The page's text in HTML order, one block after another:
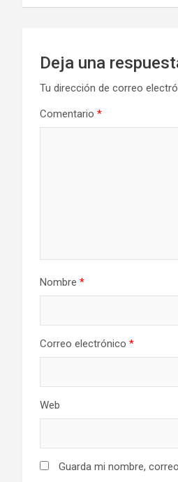
entradas
Deja una
Tu dirección de correo
Comentario *
Nombre *
Correo electrónico *
Web
Guarda mi nombre,